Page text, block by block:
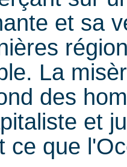
et sa
La
des
et
ce que